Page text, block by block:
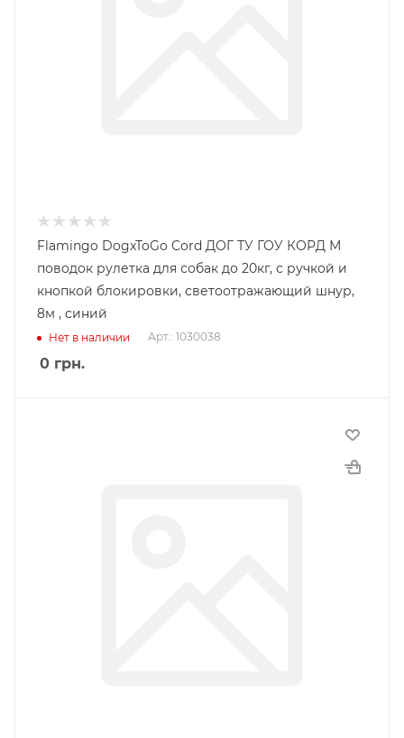
Flamingo DogxToGo Cord ДОГ ТУ ГОУ КОРД М
поводок рулетка для собак до 20кг, с ручкой и
кнопкой блокировки, светоотражающий шнур,
8м , синий
Нет в наличии Арт.: 1030038
0 грн.